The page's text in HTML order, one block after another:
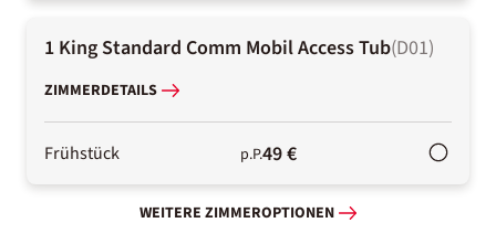
1 King Standard Comm Mobil Access Tub(D01)
ZIMMERDETAILS
Frühstück p.P.49 €
WEITERE ZIMMEROPTIONEN